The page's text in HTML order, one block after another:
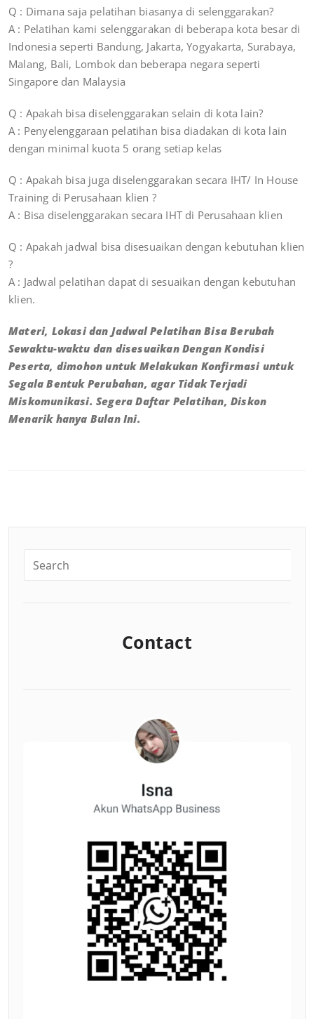
Q : Dimana saja pelatihan biasanya di selenggarakan?
A : Pelatihan kami selenggarakan di beberapa kota besar di
Indonesia seperti Bandung, Jakarta, Yogyakarta, Surabaya,
Malang, Bali, Lombok dan beberapa negara seperti
Singapore dan Malaysia
Q : Apakah bisa diselenggarakan selain di kota lain?
A : Penyelenggaraan pelatihan bisa diadakan di kota lain
dengan minimal kuota 5 orang setiap kelas
Q : Apakah bisa juga diselenggarakan secara IHT/ In House
Training di Perusahaan klien ?
A : Bisa diselenggarakan secara IHT di Perusahaan klien
Q : Apakah jadwal bisa disesuaikan dengan kebutuhan klien
?
A : Jadwal pelatihan dapat di sesuaikan dengan kebutuhan
klien.
Materi, Lokasi dan Jadwal Pelatihan Bisa Berubah
Sewaktu-waktu dan disesuaikan Dengan Kondisi
Peserta, dimohon untuk Melakukan Konfirmasi untuk
Segala Bentuk Perubahan, agar Tidak Terjadi
Miskomunikasi. Segera Daftar Pelatihan, Diskon
Menarik hanya Bulan Ini.
Contact